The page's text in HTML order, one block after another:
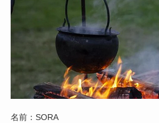
名前：SORA